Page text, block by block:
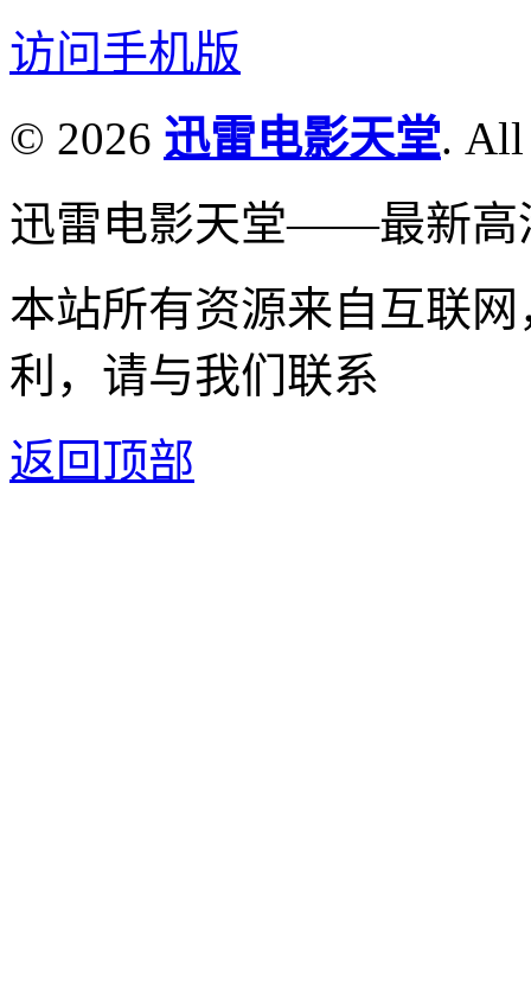
访问手机版
© 2026 迅雷电影天堂. All
迅雷电影天堂——最新高
本站所有资源来自互联
利，请与我们联系
返回顶部